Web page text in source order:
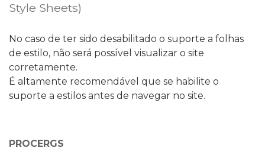
Style Sheets)
No caso de ter sido desabilitado o suporte a folhas
de estilo, não será possível visualizar o site
corretamente.
É altamente recomendável que se habilite o
suporte a estilos antes de navegar no site.
PROCERGS